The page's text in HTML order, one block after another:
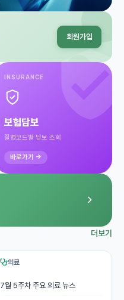
회원가입
INSURANCE
보험담보
질병코드별 담보 조회
바로가기 →
더보기
의료
7월 5주차 주요 의료 뉴스